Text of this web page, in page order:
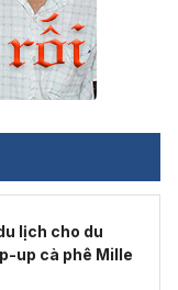
lịch cho du
up cà phê Mille